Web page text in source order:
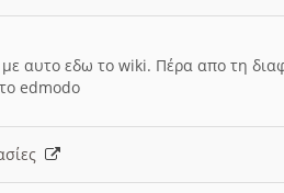
αυτο εδω το wiki. Πέρα απο τη
edmodo